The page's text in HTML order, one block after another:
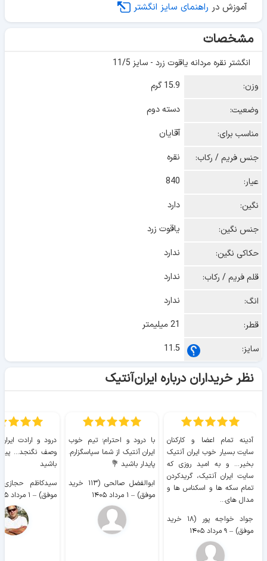
آموزش در راهنمای سایز انگشتر
مشخصات
انگشتر نقره مردانه یاقوت زرد - سایز 11/5
وزن:
15.9 گرم
وضعیت:
دسته دوم
مناسب برای:
آقایان
جنس فریم / رکاب:
نقره
عیار:
840
نگین:
دارد
جنس نگین:
یاقوت زرد
حکاکی نگین:
ندارد
قلم فریم / رکاب:
ندارد
انگ:
ندارد
قطر:
21 میلیمتر
سایز:
11.5
نظر خریداران درباره ایران‌آنتیک
آدینه تمام اعضا و کارکنان
سایت بسیار خوب ايران آنتیک
بخیر... و به امید روزی که
سایت ايران آنتیک، گریدکردن
تمام سکه ها و اسکناس ها و
مدال های...
جواد خواجه پور (۱۸ خرید
موفق) – ۹ مرداد ۱۴۰۵
با درود و احترام؛ تیم خوب
ایران آنتیک از شما سپاسگزارم.
پایدار باشید 💐
ابوالفضل صالحی (۱۱۳ خرید
موفق) – ۱ مرداد ۱۴۰۵
درود و ارادت
وصف نگنجد...
باشید
موفق) – ۱ مرداد ۱۴۰۵